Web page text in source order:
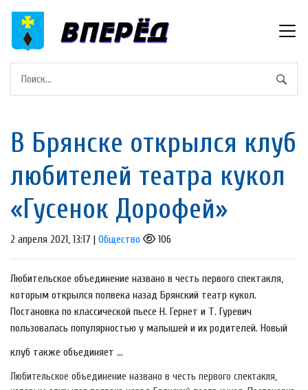
В Брянске открылся клуб
любителей театра кукол
«Гусенок Дорофей»
2 апреля 2021, 13:17 | Общество 106
Любительское объединение названо в честь первого спектакля,
которым открылся полвека назад Брянский театр кукол.
Постановка по классической пьесе Н. Гернет и Т. Гуревич
пользовалась популярностью у малышей и их родителей. Новый
клуб также объединяет ...
Любительское объединение названо в честь первого спектакля,